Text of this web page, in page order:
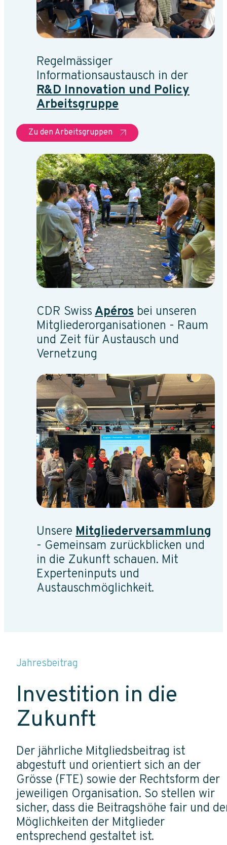
Regelmässiger
Informationsaustausch in der
R&D Innovation und Policy
Arbeitsgruppe
Zu den Arbeitsgruppen
CDR Swiss Apéros bei unseren
Mitgliederorganisationen - Raum
und Zeit für Austausch und
Vernetzung
Unsere Mitgliederversammlung
- Gemeinsam zurückblicken und
in die Zukunft schauen. Mit
Experteninputs und
Austauschmöglichkeit.
Jahresbeitrag
Investition in die
Zukunft
Der jährliche Mitgliedsbeitrag ist
abgestuft und orientiert sich an der
Grösse (FTE) sowie der Rechtsform der
jeweiligen Organisation. So stellen wir
sicher, dass die Beitragshöhe fair und
Möglichkeiten der Mitglieder
entsprechend gestaltet ist.